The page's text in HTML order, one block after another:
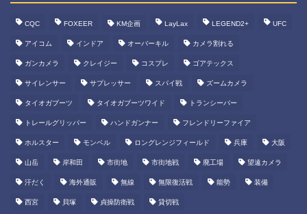
CQC FOXEER KM企画 LayLax LEGEND2+ UFC
アイコム インドア オーバーキル カメラ割れる
ガンカメラ クレイジー コスプレ ゴアテックス
サイレンサー サプレッサー スパイ戦 ズームカメラ
タイオガブーツ タイオガブーツワイド トランシーバー
トレールグリッパー ハンドガンナー フレンドリーファイア
ホルスター モンベル ロングレンジフィールド 兵庫 大阪
山岳 岸和田 市街地 市街地戦 廃工場 望遠カメラ
汗だく 海外通販 無線 無限復活戦 能勢 装備
西宮 貝塚 貞操防衛戦 貸切戦